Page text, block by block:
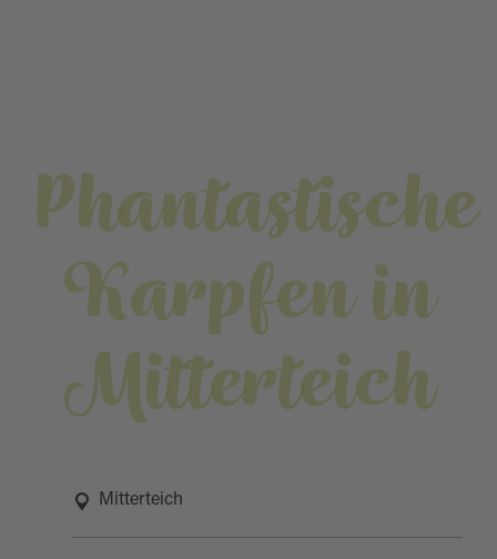
Phantastische
Karpfen in
Mitterteich
Mitterteich